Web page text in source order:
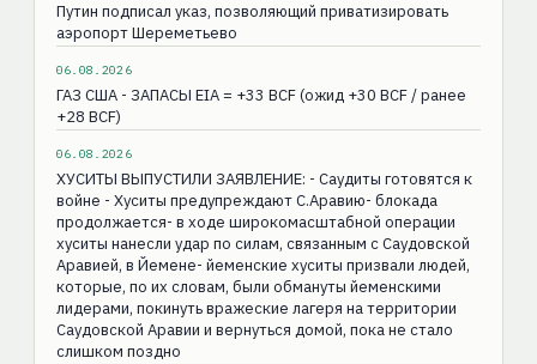
Путин подписал указ, позволяющий приватизировать
аэропорт Шереметьево
06.08.2026
ГАЗ США - ЗАПАСЫ EIA = +33 BCF (ожид +30 BCF / ранее
+28 BCF)
06.08.2026
ХУСИТЫ ВЫПУСТИЛИ ЗАЯВЛЕНИЕ: - Саудиты готовятся к
войне - Хуситы предупреждают С.Аравию- блокада
продолжается- в ходе широкомасштабной операции
хуситы нанесли удар по силам, связанным с Саудовской
Аравией, в Йемене- йеменские хуситы призвали людей,
которые, по их словам, были обмануты йеменскими
лидерами, покинуть вражеские лагеря на территории
Саудовской Аравии и вернуться домой, пока не стало
слишком поздно